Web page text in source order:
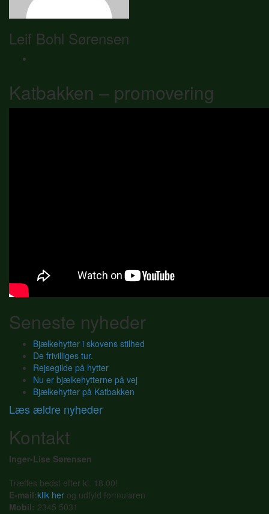
Leif Bohl Sørensen
Katbakken – promovering
Seneste nyheder
Bjælkehytter i skovens stilhed
De frivilliges tur.
Rejsegilde på hytter
Nu er bjælkehytterne på vej
Bjælkehytter på Katbakken
Læs ældre nyheder
Kontakt
Inger-Lise Sørensen
Træffes bedst efter kl. 18.00!
E-mail:klik her og udfyld formularen
Mobil: 2345 5031